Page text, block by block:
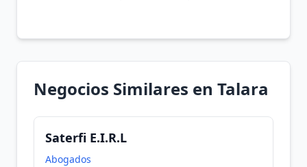
Negocios Similares en Talara
Saterfi E.I.R.L
Abogados